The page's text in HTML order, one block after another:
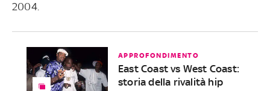
2004.
APPROFONDIMENTO
East Coast vs West Coast:
storia della rivalità hip